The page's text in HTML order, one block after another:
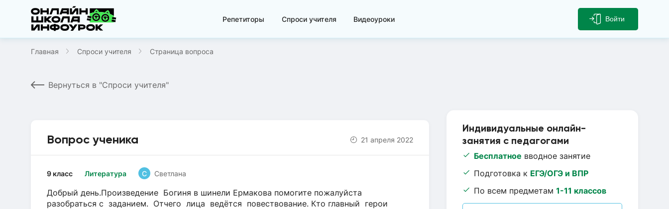
Репетиторы Спроси учителя Видеоуроки Войти
Главная Спроси учителя Страница вопроса
Вернуться в "Спроси учителя"
Индивидуальные онлайн-
занятия с педагогами
Бесплатное вводное занятие
Подготовка к ЕГЭ/ОГЭ и ВПР
По всем предметам 1-11 классов
Вопрос ученика 21 апреля 2022
Литература
9 класс С Светлана
Добрый день.Произведение Богиня в шинели Ермакова помогите пожалуйста
разобраться с заданием. Отчего лица ведётся повествование. Кто главный герои